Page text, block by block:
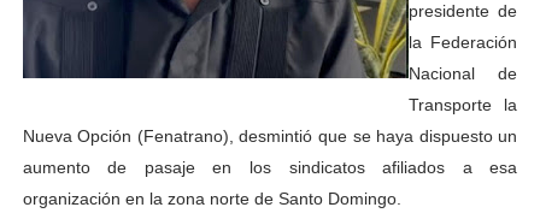
presidente de
la Federación
Nacional de
Transporte la
Nueva Opción (Fenatrano), desmintió que se haya dispuesto un
aumento de pasaje en los sindicatos afiliados a esa
organización en la zona norte de Santo Domingo.